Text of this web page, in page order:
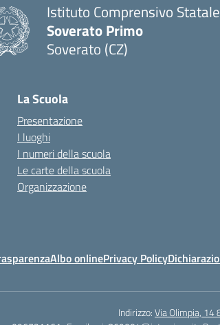
Istituto Comprensivo Statale
Soverato Primo
Soverato (CZ)
La Scuola
Presentazione
I luoghi
I numeri della scuola
Le carte della scuola
Organizzazione
Albo onlinePrivacy Policy
Indirizzo:Via Olimpia, 14